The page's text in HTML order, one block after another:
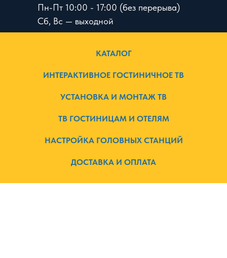
Пн-Пт 10:00 - 17:00 (без перерыва)
Сб, Вс — выходной
КАТАЛОГ
ИНТЕРАКТИВНОЕ ГОСТИНИЧНОЕ ТВ
УСТАНОВКА И МОНТАЖ ТВ
ТВ ГОСТИНИЦАМ И ОТЕЛЯМ
НАСТРОЙКА ГОЛОВНЫХ СТАНЦИЙ
ДОСТАВКА И ОПЛАТА